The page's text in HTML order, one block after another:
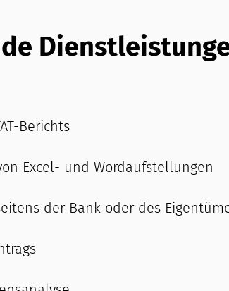
Berichts
Excel- und Wordaufstellungen
der Bank oder des